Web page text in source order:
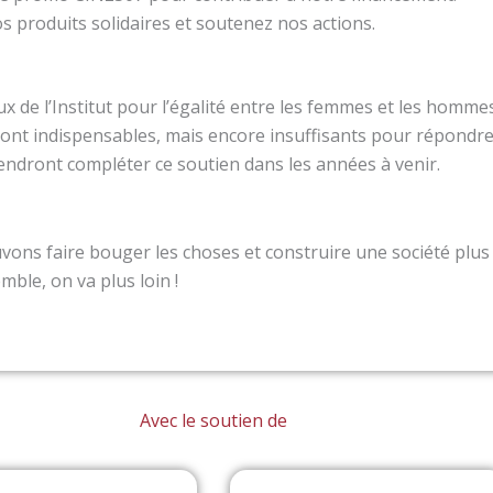
produits solidaires et soutenez nos actions.
de l’Institut pour l’égalité entre les femmes et les
indispensables, mais encore insuffisants pour
compléter ce soutien dans les années à venir.
faire bouger les choses et construire une société
on va plus loin !
Avec le soutien de